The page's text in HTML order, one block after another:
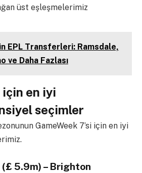
üst eşleşmelerimiz
EPL Transferleri: Ramsdale,
ve Daha Fazlası
için en iyi
seçimler
GameWeek 7’si için en iyi
5.9m) – Brighton